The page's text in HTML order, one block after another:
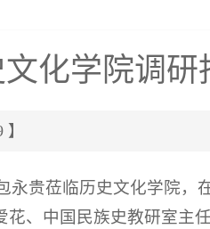
化学院调研
】
贵莅临历史文化学院，
、中国民族史教研室主